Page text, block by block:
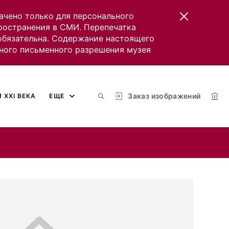
только для персонального
в СМИ. Перепечатка
Содержание настоящего
письменного разрешения музея
Заказ изображений
ВЕКА ЕЩЕ